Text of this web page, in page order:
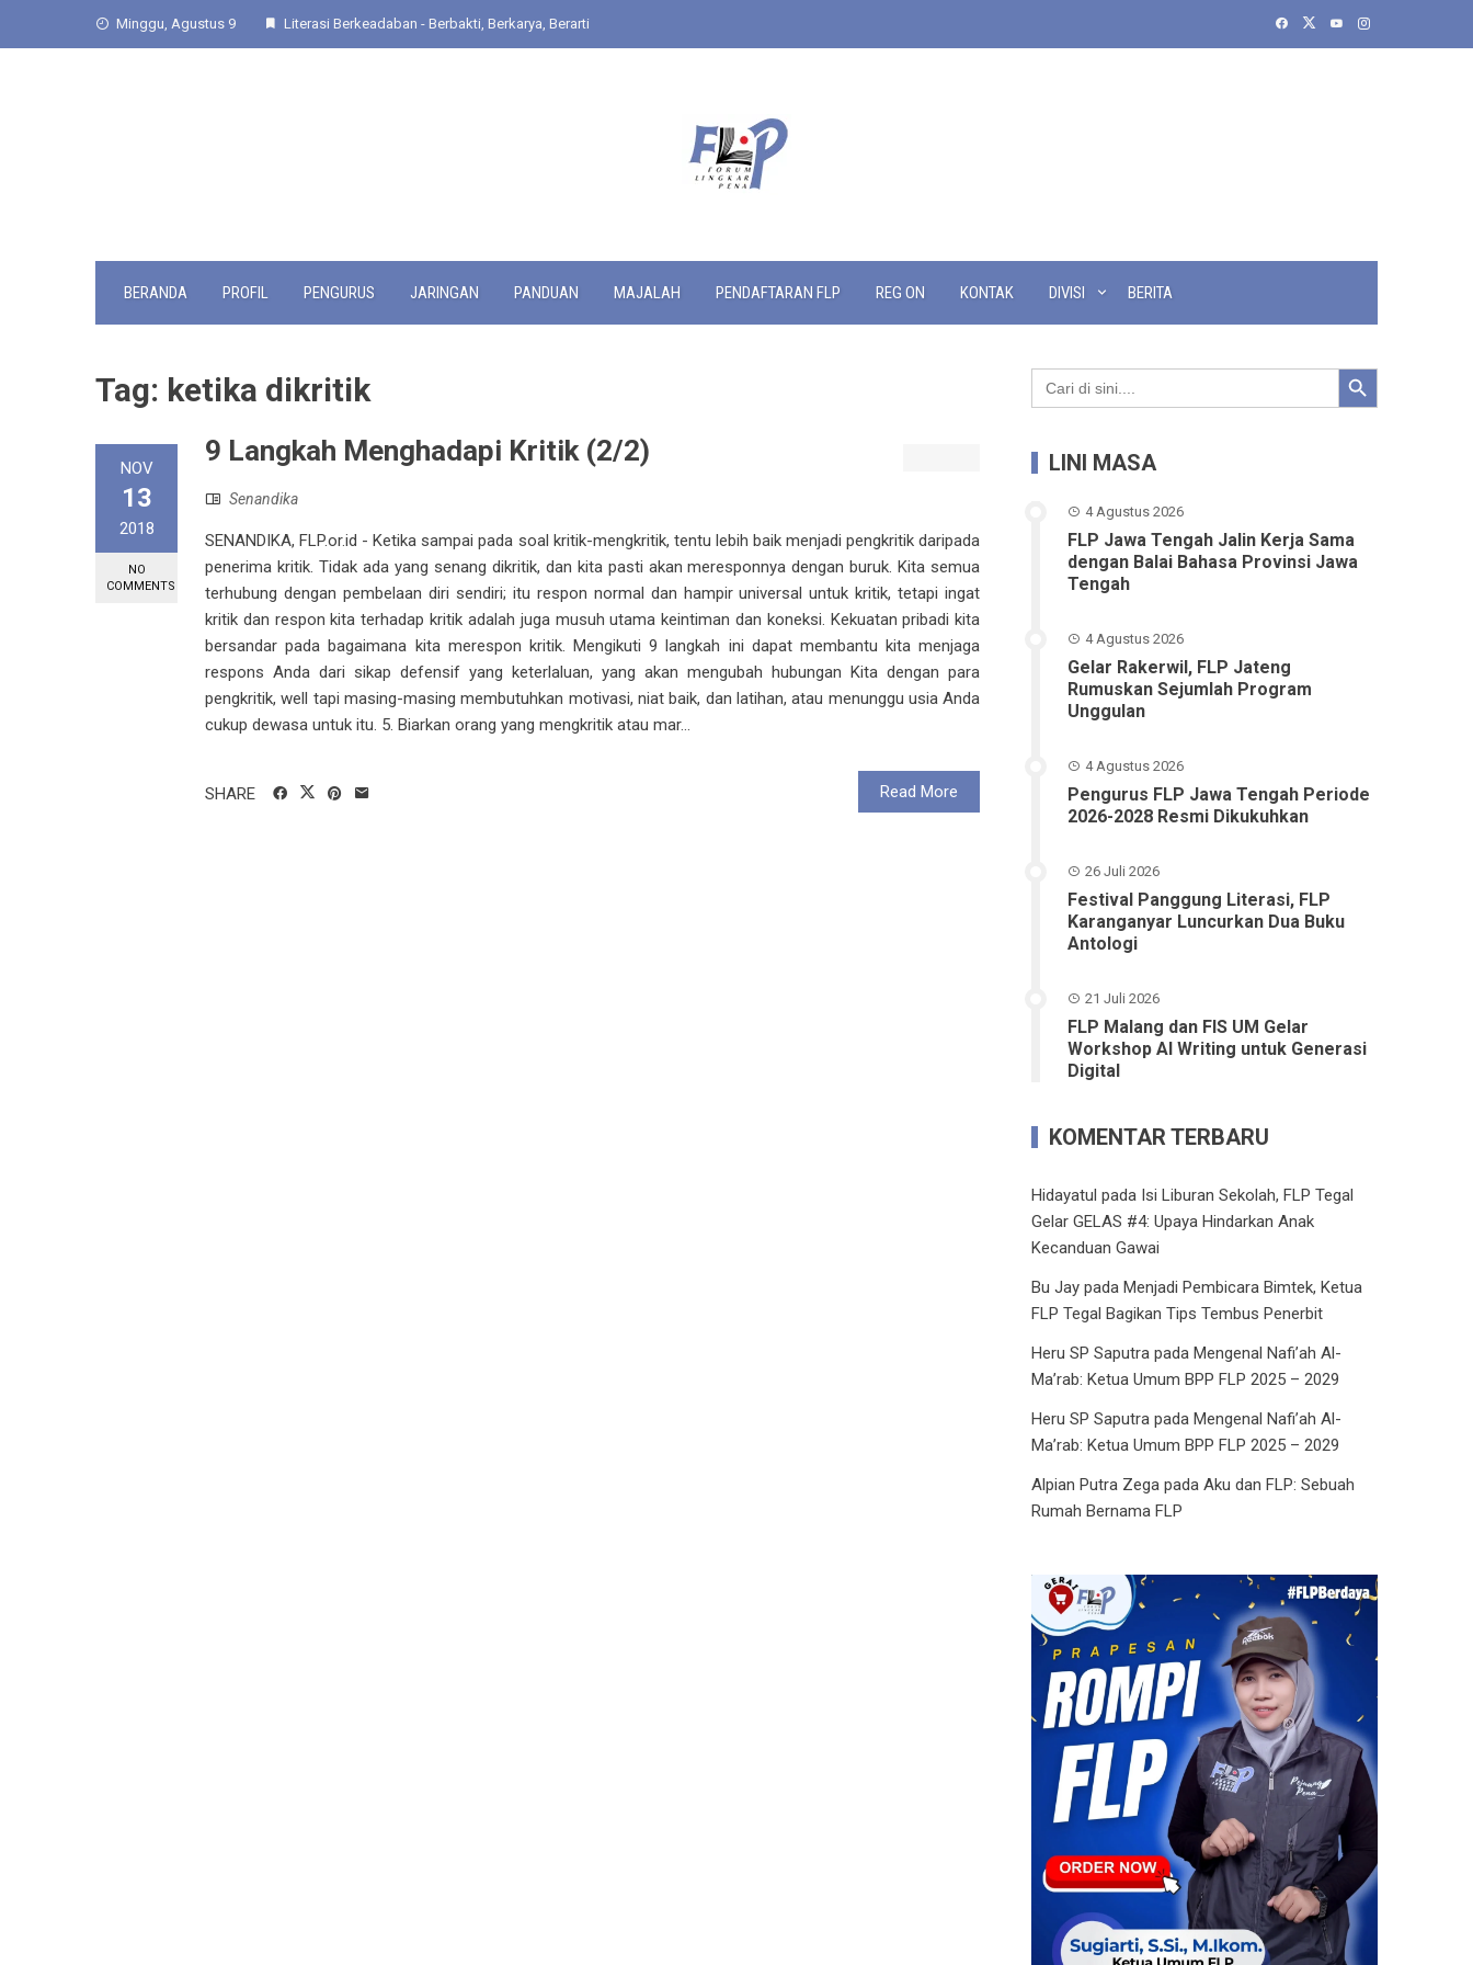
Minggu, Agustus 9 Literasi Berkeadaban - Berbakti, Berkarya, Berarti
BERANDA PROFIL PENGURUS JARINGAN PANDUAN MAJALAH PENDAFTARAN FLP REG ON KONTAK DIVISI BERITA
Tag: ketika dikritik
NOV
13
2018
NO
COMMENTS
9 Langkah Menghadapi Kritik (2/2)
Senandika
SENANDIKA, FLP.or.id - Ketika sampai pada soal kritik-mengkritik, tentu lebih baik menjadi pengkritik daripada
penerima kritik. Tidak ada yang senang dikritik, dan kita pasti akan meresponnya dengan buruk. Kita semua
terhubung dengan pembelaan diri sendiri; itu respon normal dan hampir universal untuk kritik, tetapi ingat
kritik dan respon kita terhadap kritik adalah juga musuh utama keintiman dan koneksi. Kekuatan pribadi kita
bersandar pada bagaimana kita merespon kritik. Mengikuti 9 langkah ini dapat membantu kita menjaga
respons Anda dari sikap defensif yang keterlaluan, yang akan mengubah hubungan Kita dengan para
pengkritik, well tapi masing-masing membutuhkan motivasi, niat baik, dan latihan, atau menunggu usia Anda
cukup dewasa untuk itu. 5. Biarkan orang yang mengkritik atau mar...
Read More
SHARE
Search
for:
Search Button
LINI MASA
4 Agustus 2026
FLP Jawa Tengah Jalin Kerja Sama
dengan Balai Bahasa Provinsi Jawa
Tengah
4 Agustus 2026
Gelar Rakerwil, FLP Jateng
Rumuskan Sejumlah Program
Unggulan
4 Agustus 2026
Pengurus FLP Jawa Tengah Periode
2026-2028 Resmi Dikukuhkan
26 Juli 2026
Festival Panggung Literasi, FLP
Karanganyar Luncurkan Dua Buku
Antologi
21 Juli 2026
FLP Malang dan FIS UM Gelar
Workshop AI Writing untuk Generasi
Digital
KOMENTAR TERBARU
Hidayatul pada Isi Liburan Sekolah, FLP Tegal
Gelar GELAS #4: Upaya Hindarkan Anak
Kecanduan Gawai
Bu Jay padaMenjadi Pembicara Bimtek, Ketua
FLP Tegal Bagikan Tips Tembus Penerbit
Heru SP Saputra padaMengenal Nafi’ah Al-
Ma’rab: Ketua Umum BPP FLP 2025 – 2029
Heru SP Saputra padaMengenal Nafi’ah Al-
Ma’rab: Ketua Umum BPP FLP 2025 – 2029
Alpian Putra Zega padaAku dan FLP: Sebuah
Rumah Bernama FLP